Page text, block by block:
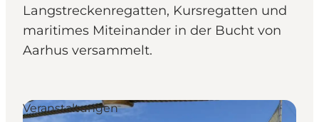
Langstreckenregatten, Kursregatten und
maritimes Miteinander in der Bucht von
Aarhus versammelt.
Veranstaltungen